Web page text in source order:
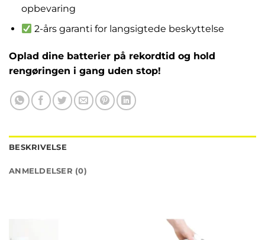
opbevaring
2-års garanti for langsigtede beskyttelse
Oplad dine batterier på rekordtid og hold
rengøringen i gang uden stop!
BESKRIVELSE
ANMELDELSER (0)